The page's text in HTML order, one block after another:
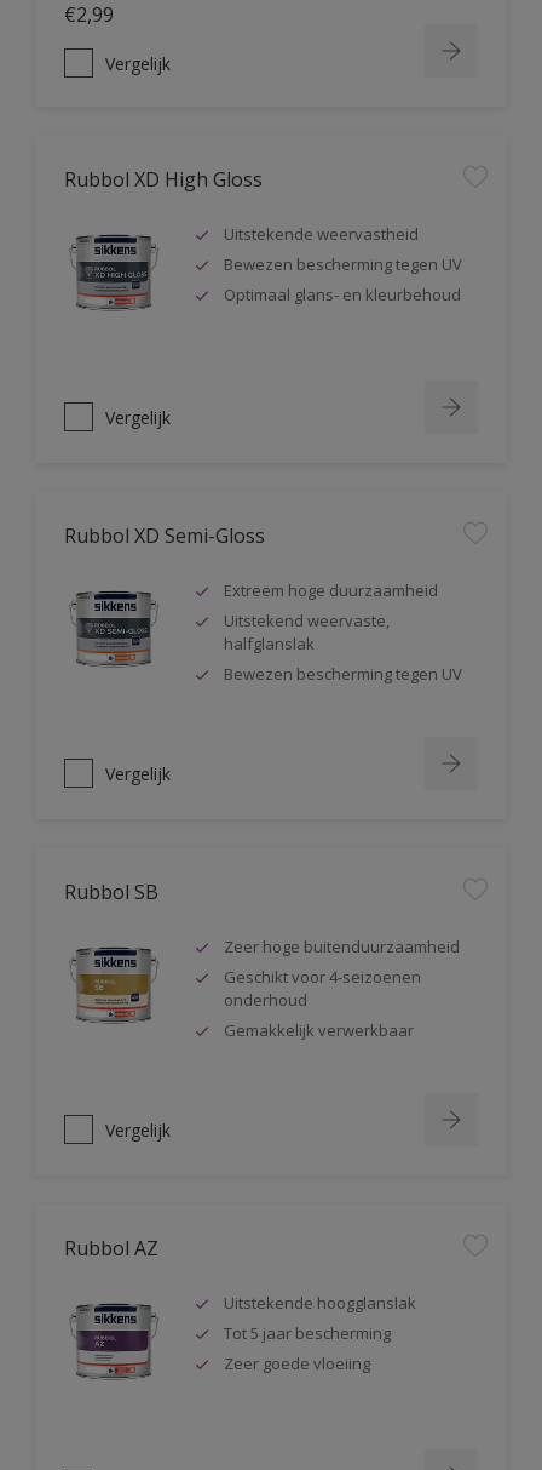
€2,99
Vergelijk
Rubbol XD High Gloss
Uitstekende weervastheid
Bewezen bescherming tegen UV
Optimaal glans- en kleurbehoud
Vergelijk
Rubbol XD Semi-Gloss
Extreem hoge duurzaamheid
Uitstekend weervaste,
halfglanslak
Bewezen bescherming tegen UV
Vergelijk
Rubbol SB
Zeer hoge buitenduurzaamheid
Geschikt voor 4-seizoenen
onderhoud
Gemakkelijk verwerkbaar
Vergelijk
Rubbol AZ
Uitstekende hoogglanslak
Tot 5 jaar bescherming
Zeer goede vloeiing